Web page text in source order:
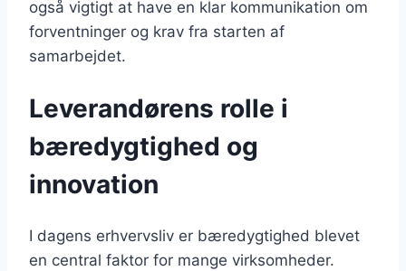
også vigtigt at have en klar kommunikation om
forventninger og krav fra starten af
samarbejdet.
Leverandørens rolle i
bæredygtighed og
innovation
I dagens erhvervsliv er bæredygtighed blevet
en central faktor for mange virksomheder.